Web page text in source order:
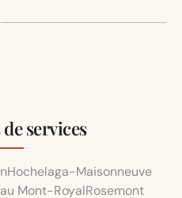
services
Hochelaga-Maisonneuve
Mont-RoyalRosemont